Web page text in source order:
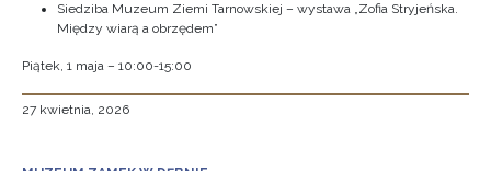
Siedziba Muzeum Ziemi Tarnowskiej – wystawa „Zofia Stryjeńska.
Między wiarą a obrzędem”
Piątek, 1 maja – 10:00-15:00
27 kwietnia, 2026